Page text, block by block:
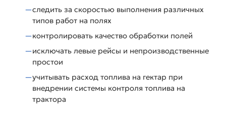
следить за скоростью выполнения различных
типов работ на полях
контролировать качество обработки полей
исключать левые рейсы и непроизводственные
простои
учитывать расход топлива на гектар при
внедрении системы контроля топлива на
трактора